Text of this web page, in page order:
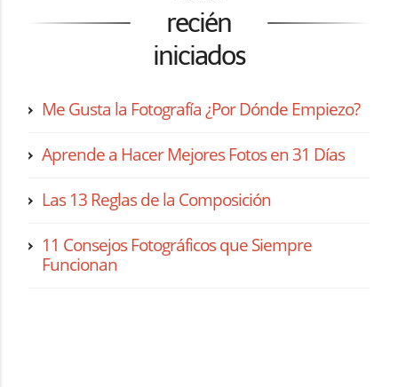
recién
iniciados
Me Gusta la Fotografía ¿Por Dónde Empiezo?
Aprende a Hacer Mejores Fotos en 31 Días
Las 13 Reglas de la Composición
11 Consejos Fotográficos que Siempre
Funcionan